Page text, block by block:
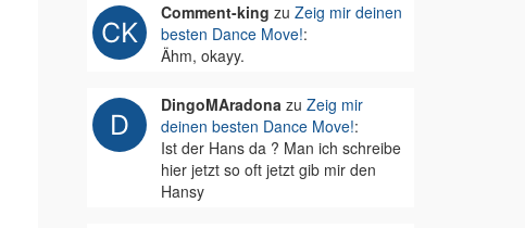
Comment-king zu Zeig mir deinen
besten Dance Move!:
Ähm, okayy.
DingoMAradonazu Zeig mir
deinen besten Dance Move!:
Ist der Hans da ? Man ich schreibe
hier jetzt so oft jetzt gib mir den
Hansy